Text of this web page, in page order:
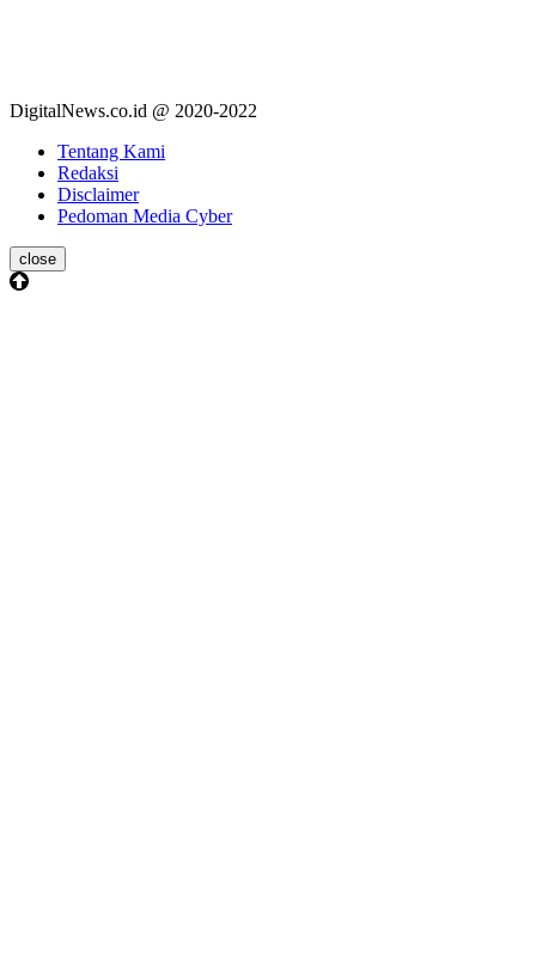
DigitalNews.co.id @ 2020-2022
Tentang Kami
Redaksi
Disclaimer
Pedoman Media Cyber
close